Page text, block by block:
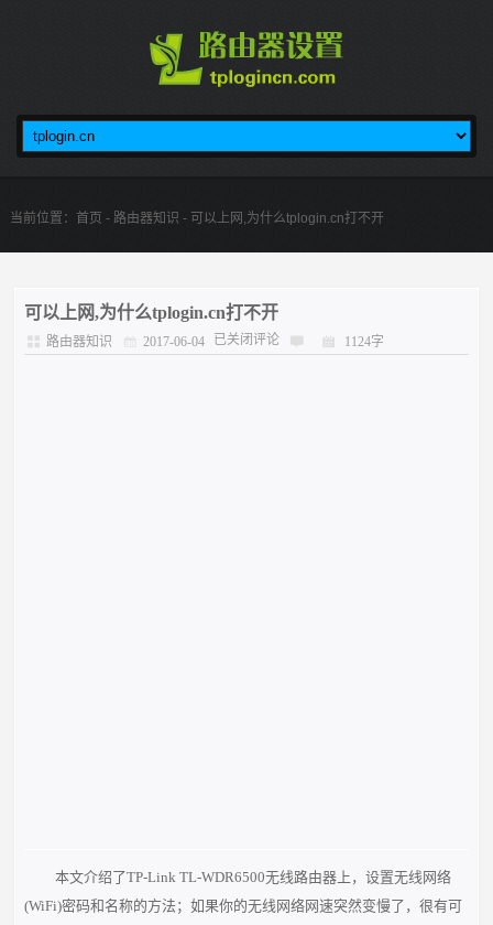
当前位置： 首页 - 路由器知识 - 可以上网,为什么tplogin.cn打不开
可以上网,为什么tplogin.cn打不开
路由器知识 2017-06-04 已关闭评论 1124字
本文介绍了TP-Link TL-WDR6500无线路由器上，设置无线网络
(WiFi)密码和名称的方法；如果你的无线网络网速突然变慢了，很有可